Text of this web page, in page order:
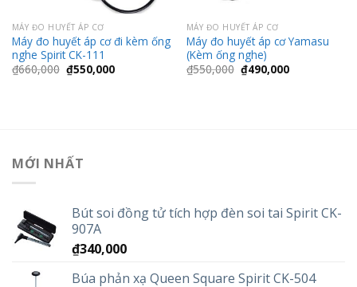
MÁY ĐO HUYẾT ÁP CƠ
Máy đo huyết áp cơ đi kèm ống
nghe Spirit CK-111
₫660,000 Giá
gốc
₫550,000Giá
hiện
MÁY ĐO HUYẾT ÁP CƠ
Máy đo huyết áp cơ Yamasu
(Kèm ống nghe)
₫550,000 Giá
gốc
₫490,000Giá
hiện
MỚI NHẤT
Bút soi đồng tử tích hợp đèn soi tai Spirit CK-
907A
₫340,000
Búa phản xạ Queen Square Spirit CK-504